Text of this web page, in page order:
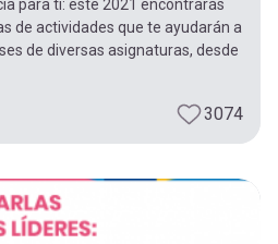
para ti: este 2021 encontrarás
de actividades que te ayudarán a
de diversas asignaturas, desde
3074